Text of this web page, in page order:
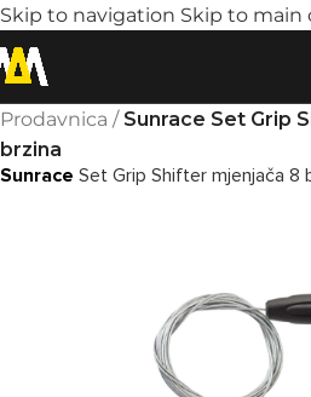
Skip to navigation Skip to main
Prodavnica / Sunrace Set Grip
brzina
Sunrace Set Grip Shifter mjenjača 8